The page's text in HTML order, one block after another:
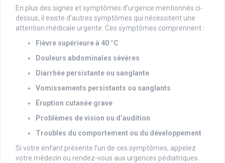
En plus des signes et symptômes d’urgence mentionnés ci-
dessus, il existe d’autres symptômes qui nécessitent une
attention médicale urgente. Ces symptômes comprennent :
Fièvre supérieure à 40 °C
Douleurs abdominales sévères
Diarrhée persistante ou sanglante
Vomissements persistants ou sanglants
Éruption cutanée grave
Problèmes de vision ou d’audition
Troubles du comportement ou du développement
Si votre enfant présente l’un de ces symptômes, appelez
votre médecin ou rendez-vous aux urgences pédiatriques.